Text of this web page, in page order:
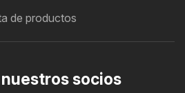
de productos
socios